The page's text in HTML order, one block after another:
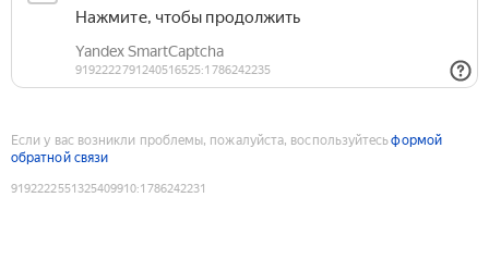
Если у вас возникли проблемы, пожалуйста, воспользуйтесьформой
обратной связи
9192222551325409910:1786242231